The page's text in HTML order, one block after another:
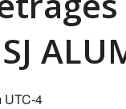
UTC-4